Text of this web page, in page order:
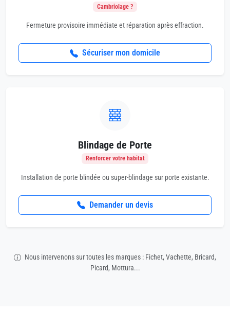
Cambriolage ?
Fermeture provisoire immédiate et réparation après effraction.
Sécuriser mon domicile
Blindage de Porte
Renforcer votre habitat
Installation de porte blindée ou super-blindage sur porte existante.
Demander un devis
Nous intervenons sur toutes les marques : Fichet, Vachette, Bricard,
Picard, Mottura...